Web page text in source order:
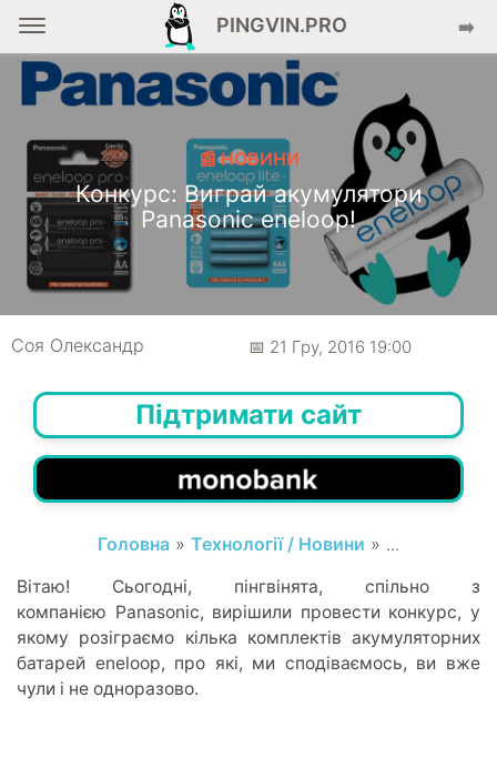
PINGVIN.PRO ➡️
📰 НОВИНИ
Конкурс: Виграй акумулятори
Panasonic eneloop!
Соя Олександр 📅 21 Гру, 2016 19:00
Підтримати сайт
Головна » Технології / Новини » ...
Вітаю! Сьогодні, пінгвінята, спільно з
компанією Panasonic, вирішили провести конкурс, у
якому розіграємо кілька комплектів акумуляторних
батарей eneloop, про які, ми сподіваємось, ви вже
чули і не одноразово.